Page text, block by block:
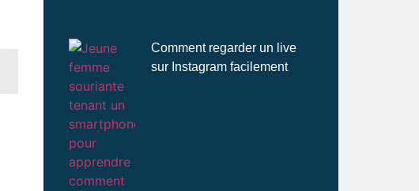
Comment regarder un live
sur Instagram facilement